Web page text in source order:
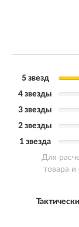
5 звезд
4 звезды
3 звезды
2 звезды
1 звезда
Для
товара и